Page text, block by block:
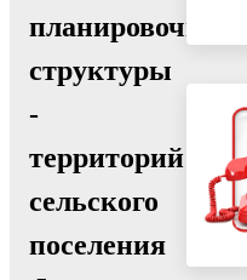
планировочной
структуры
-
территорий
сельского
поселения